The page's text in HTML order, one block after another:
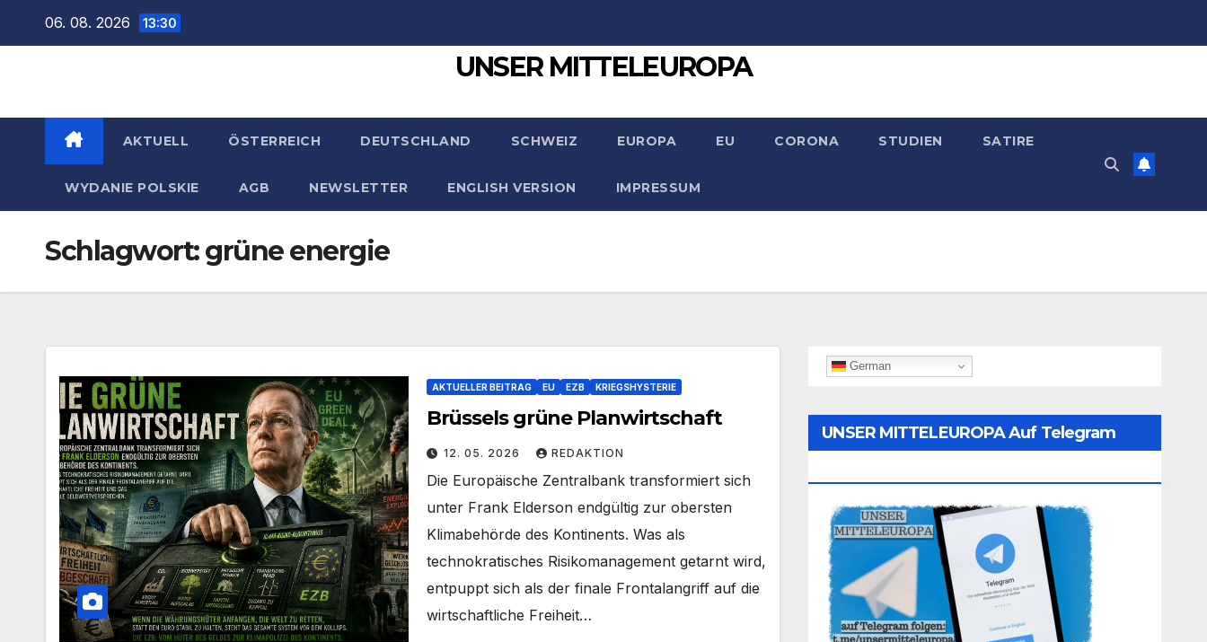
06. 08. 2026 13:30
UNSER MITTELEUROPA
AKTUELL ÖSTERREICH DEUTSCHLAND SCHWEIZ EUROPA EU CORONA STUDIEN SATIRE
WYDANIE POLSKIE AGB NEWSLETTER ENGLISH VERSION IMPRESSUM
Schlagwort:grüne energie
AKTUELLER BEITRAG EU EZB KRIEGSHYSTERIE
Brüssels grüne Planwirtschaft
12. 05. 2026 REDAKTION
Die Europäische Zentralbank transformiert sich
unter Frank Elderson endgültig zur obersten
Klimabehörde des Kontinents. Was als
technokratisches Risikomanagement getarnt wird,
entpuppt sich als der finale Frontalangriff auf die
wirtschaftliche Freiheit…
German
UNSER MITTELEUROPA Auf Telegram